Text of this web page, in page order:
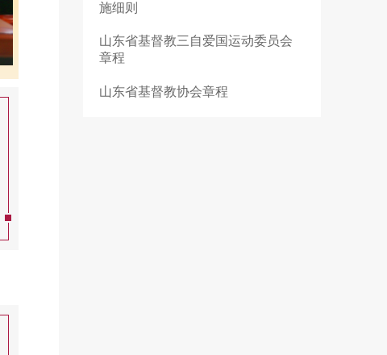
施细则
山东省基督教三自爱国运动委员会
章程
山东省基督教协会章程